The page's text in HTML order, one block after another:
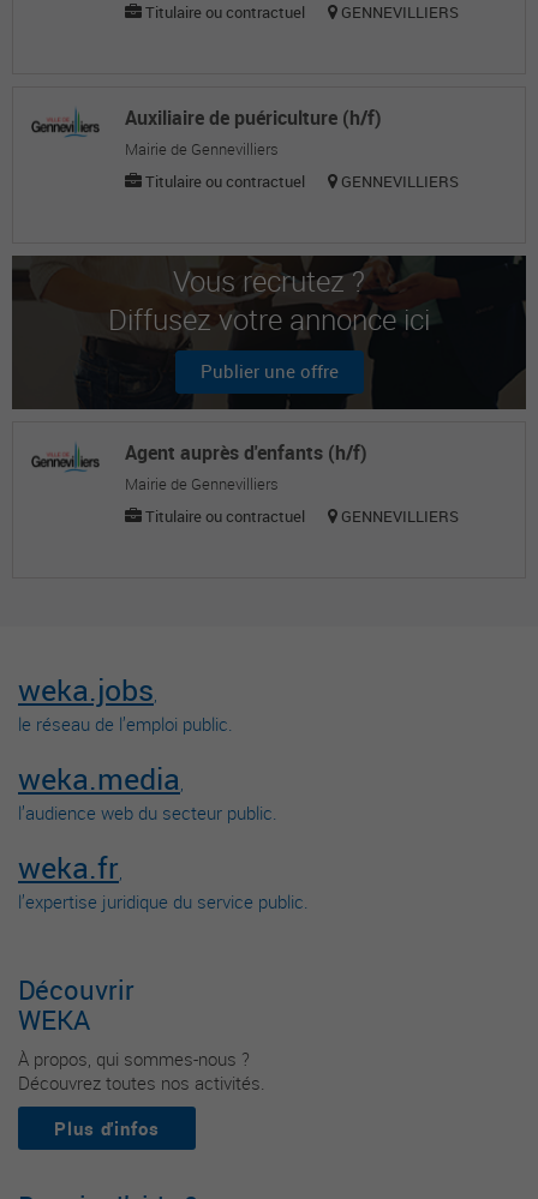
Titulaire ou contractuel
GENNEVILLIERS
Auxiliaire de puériculture (h/f)
Mairie de Gennevilliers
Titulaire ou contractuel
GENNEVILLIERS
Vous recrutez ?
Diffusez votre annonce ici
Publier une offre
Agent auprès d'enfants (h/f)
Mairie de Gennevilliers
Titulaire ou contractuel
GENNEVILLIERS
weka.jobs,
le réseau de l’emploi public.
weka.media,
l’audience web du secteur public.
weka.fr,
l’expertise juridique du service public.
Découvrir
WEKA
À propos, qui sommes-nous ?
Découvrez toutes nos activités.
Plus d'infos